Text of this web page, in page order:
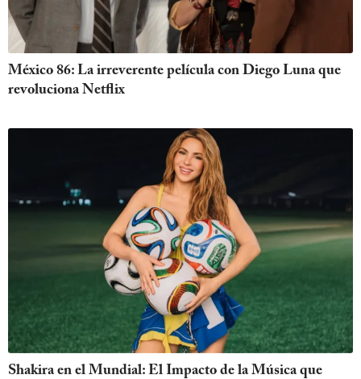
México 86: La irreverente película con Diego Luna que
revoluciona Netflix
Shakira en el Mundial: El Impacto de la Música que